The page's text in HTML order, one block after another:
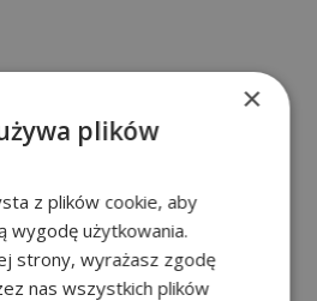
naszą
Zadzwoń!
788 571 729
×
plików
z plików cookie, aby
wygodę użytkowania.
strony, wyrażasz zgodę
nas wszystkich plików